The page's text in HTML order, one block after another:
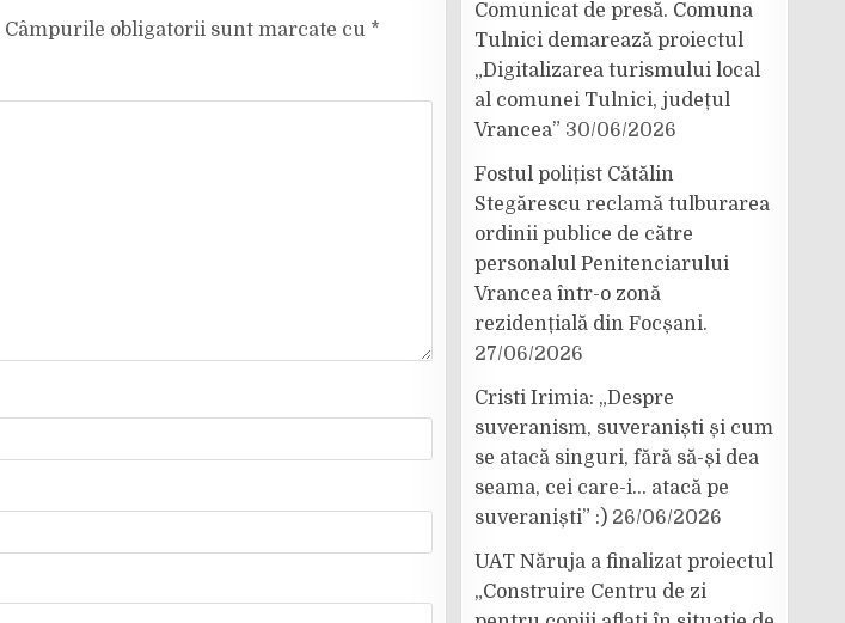
Câmpurile obligatorii sunt marcate cu *
Comunicat de presă. Comuna
Tulnici demarează proiectul
„Digitalizarea turismului local
al comunei Tulnici, județul
Vrancea” 30/06/2026
Fostul polițist Cătălin
Stegărescu reclamă tulburarea
ordinii publice de către
personalul Penitenciarului
Vrancea într-o zonă
rezidențială din Focșani.
27/06/2026
Cristi Irimia: „Despre
suveranism, suveraniști și cum
se atacă singuri, fără să-și dea
seama, cei care-i… atacă pe
suveraniști” :) 26/06/2026
UAT Năruja a finalizat proiectul
„Construire Centru de zi